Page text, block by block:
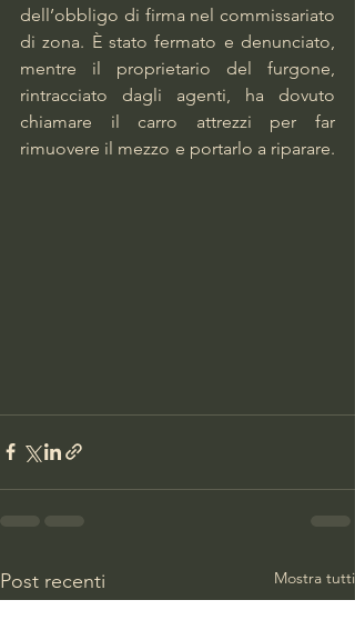
dell’obbligo di firma nel commissariato
di zona. È stato fermato e denunciato,
mentre il proprietario del furgone,
rintracciato dagli agenti, ha dovuto
chiamare il carro attrezzi per far
rimuovere il mezzo e portarlo a riparare.
Post recenti Mostra tutti